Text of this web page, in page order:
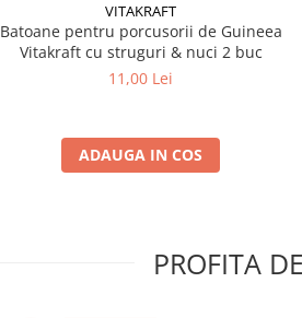
VITAKRAFT
Batoane pentru porcusorii de Guineea
Vitakraft cu struguri & nuci 2 buc
11,00 Lei
ADAUGA IN COS
PROFITA